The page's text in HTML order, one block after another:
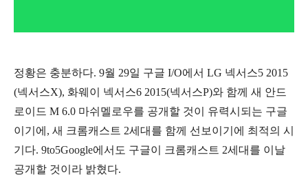
정황은 충분하다. 9월 29일 구글 I/O에서 LG 넥서스5 2015
(넥서스X), 화웨이 넥서스6 2015(넥서스P)와 함께 새 안드
로이드 M 6.0 마쉬멜로우를 공개할 것이 유력시되는 구글
이기에, 새 크롬캐스트 2세대를 함께 선보이기에 최적의 시
기다. 9to5Google에서도 구글이 크롬캐스트 2세대를 이날
공개할 것이라 밝혔다.